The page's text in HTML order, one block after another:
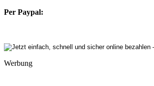
Per Paypal:
Werbung